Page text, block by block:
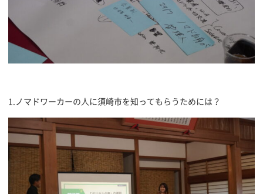
1.ノマドワーカーの人に須崎市を知ってもらうためには？